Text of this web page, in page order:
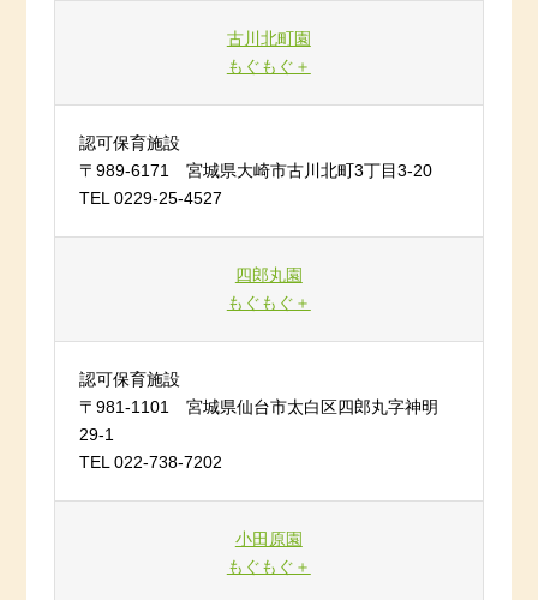
古川北町園
もぐもぐ＋
認可保育施設
〒989-6171 宮城県大崎市古川北町3丁目3-20
TEL 0229-25-4527
四郎丸園
もぐもぐ＋
認可保育施設
〒981-1101 宮城県仙台市太白区四郎丸字神明
29-1
TEL 022-738-7202
小田原園
もぐもぐ＋